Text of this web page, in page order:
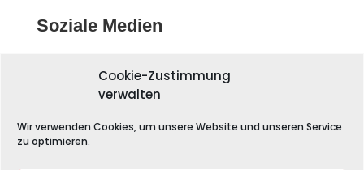
Cookie-Zustimmung
verwalten
Wir verwenden Cookies, um unsere Website und unseren Service
zu optimieren.
Soziale Medien